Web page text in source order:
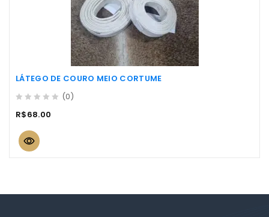
LÁTEGO DE COURO MEIO CORTUME
out
5
(0)
R$68.00